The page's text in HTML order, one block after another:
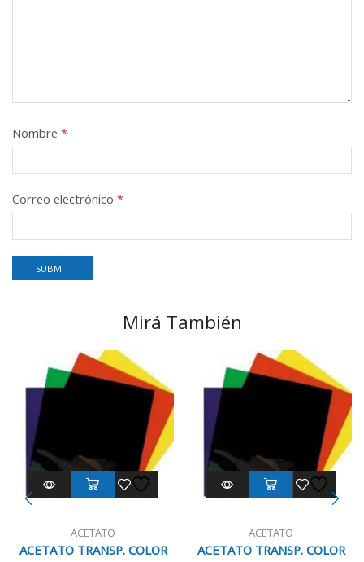
Nombre *
Correo electrónico *
Mirá También
ACETATO
ACETATO TRANSP. COLOR
ACETATO
ACETATO TRANSP. COLOR